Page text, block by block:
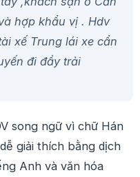
hợp khẩu vị . Hdv
xế Trung lái xe cẩn
đi đầy trải
song ngữ vì chữ Hán
giải thích bằng dịch
Anh và văn hóa